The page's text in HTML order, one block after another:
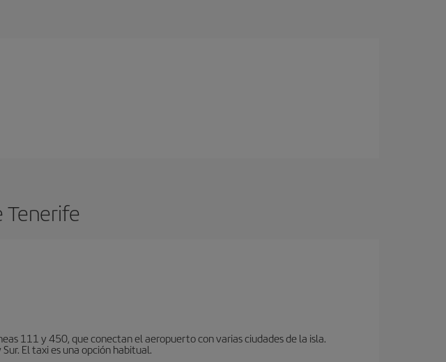
111 y 450, que conectan el aeropuerto con varias ciudades de la isla.
El taxi es una opción habitual.